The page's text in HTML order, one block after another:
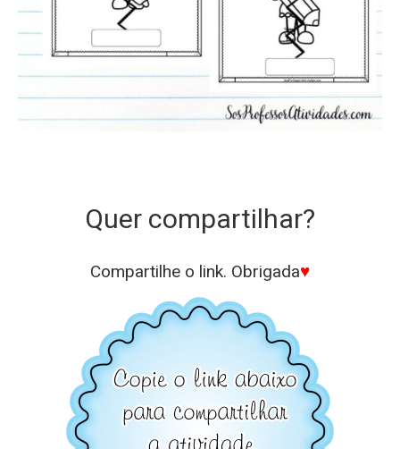
Quer compartilhar?
Compartilhe o link. Obrigada♥